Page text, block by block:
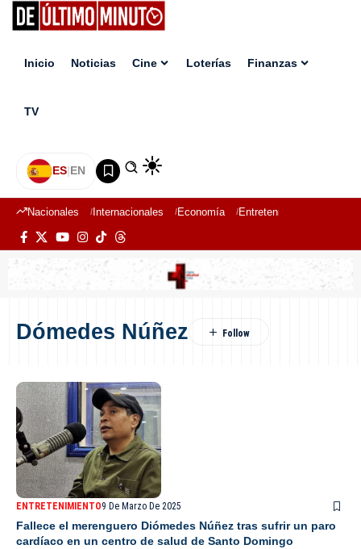
Inicio Noticias Cine Loterías Finanzas
TV
ES|EN
Nacionales Internacionales Economía Entretenimiento
Dómedes Núñez
ENTRETENIMIENTO9 De Marzo De 2025
Fallece el merenguero Diómedes Núñez tras sufrir un paro
cardíaco en un centro de salud de Santo Domingo